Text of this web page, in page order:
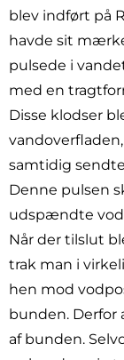
blev indført på
havde sit
pulsede i
med en
Disse klodser
samtidig
Denne pulsen
udspændte
Når der tilslut
trak man i
hen mod
bunden. Derfor
af bunden.